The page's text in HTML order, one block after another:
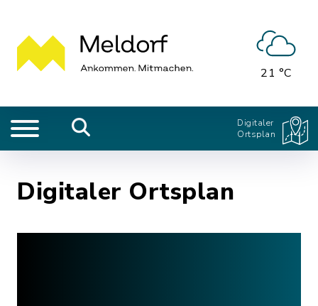
21 °C
Digitaler
Ortsplan
Digitaler Ortsplan